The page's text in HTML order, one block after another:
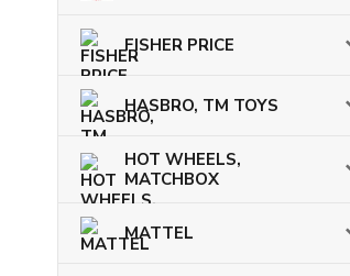
FISHER PRICE
HASBRO, TM TOYS
HOT WHEELS,
MATCHBOX
MATTEL